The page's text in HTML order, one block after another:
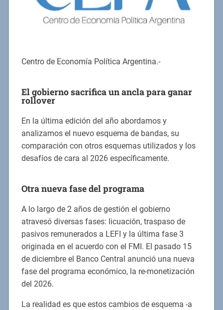
Centro de Economía Política Argentina.-
El gobierno sacrifica un ancla para ganar
rollover
En la última edición del año abordamos y
analizamos el nuevo esquema de bandas, su
comparación con otros esquemas utilizados y los
desafíos de cara al 2026 específicamente.
Otra nueva fase del programa
A lo largo de 2 años de gestión el gobierno
atravesó diversas fases: licuación, traspaso de
pasivos remunerados a LEFI y la última fase 3
originada en el acuerdo con el FMI. El pasado 15
de diciembre el Banco Central anunció una nueva
fase del programa económico, la re-monetización
del 2026.
La realidad es que estos cambios de esquema -a